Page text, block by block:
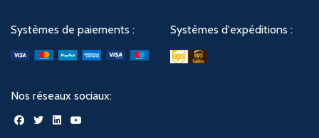
Systèmes de paiements : Systèmes d'expéditions :
Nos réseaux sociaux: